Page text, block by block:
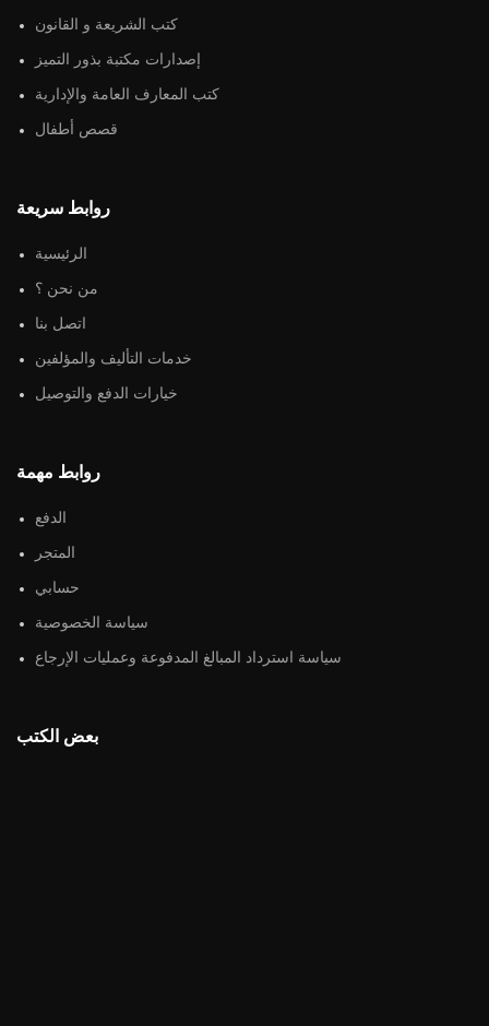
كتب الشريعة و القانون
إصدارات مكتبة بذور التميز
كتب المعارف العامة والإدارية
قصص أطفال
روابط سريعة
الرئيسية
من نحن ؟
اتصل بنا
خدمات التأليف والمؤلفين
خيارات الدفع والتوصيل
روابط مهمة
الدفع
المتجر
حسابي
سياسة الخصوصية
سياسة استرداد المبالغ المدفوعة وعمليات الإرجاع
بعض الكتب